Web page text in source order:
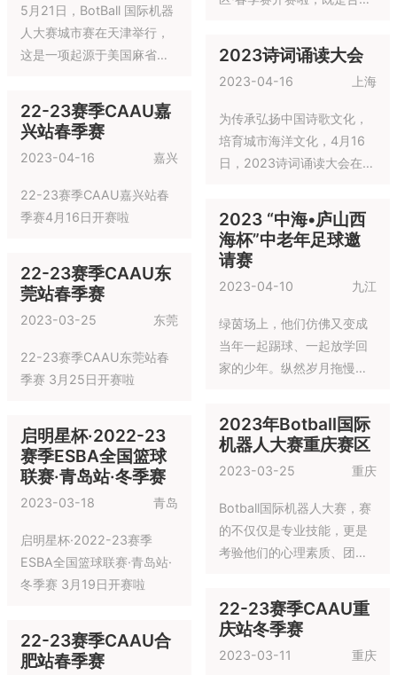
5月21日，BotBall 国际机器
人大赛城市赛在天津举行，
这是一项起源于美国麻省理
动。它最初作为本科学生的
课程及竞赛活动出现(6.270
遍认同和欢迎。
22-23赛季CAAU嘉
2023-04-16 嘉兴
季赛4月16日开赛啦
22-23赛季CAAU东
莞站春季赛
2023-03-25
启明星杯·2022-23赛季
ESBA全国篮球联赛·广州大
作，又是竞争，在比赛中大
家又增强了团队意识，收获
了友谊。
2023诗词诵读大会
为传承弘扬中国诗歌文化，
培育城市海洋文化，4月16
日，2023诗词诵读大会在上
2023 “中海•庐山西
海杯”中老年足球邀
请赛
绿茵场上，他们仿佛又变成
当年一起踢球、一起放学回